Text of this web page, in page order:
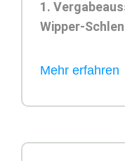
1.
Wipper-
Zeit:
Ort: 06333
Büro